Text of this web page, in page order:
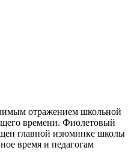
отражением школьной
времени. Фиолетовый
главной изюминке школы
время и педагогам